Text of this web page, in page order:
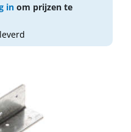
in om prijzen te